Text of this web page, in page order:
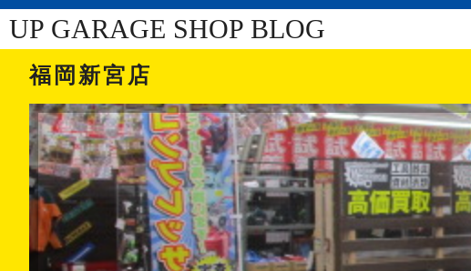
UP GARAGE SHOP BLOG
福岡新宮店